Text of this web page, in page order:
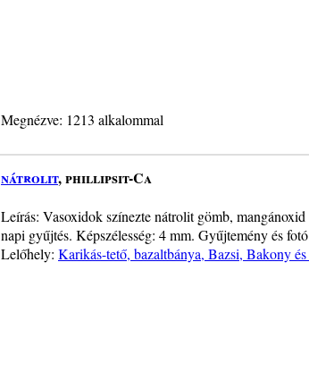
Megnézve: 1213 alkalommal
nátrolit, phillipsit-Ca
Leírás: Vasoxidok színezte nátrolit gömb,
napi gyűjtés. Képszélesség: 4 mm. Gyűjtemény és
Lelőhely: Karikás-tető, bazaltbánya, Bazsi, Bakony